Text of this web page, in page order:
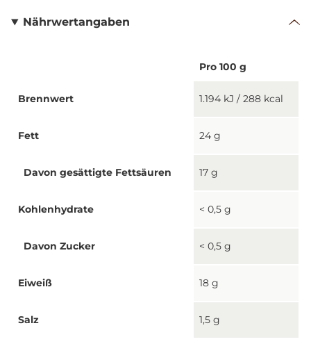
Nährwertangaben
Pro 100 g
Brennwert 1.194 kJ / 288 kcal
Fett 24 g
Davon gesättigte Fettsäuren 17 g
Kohlenhydrate < 0,5 g
Davon Zucker < 0,5 g
Eiweiß 18 g
Salz 1,5 g